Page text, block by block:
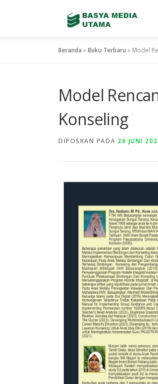
Beranda »Buku Terbaru » Model
Model
Konseling
DIPOSKAN PADA 26 JUNI